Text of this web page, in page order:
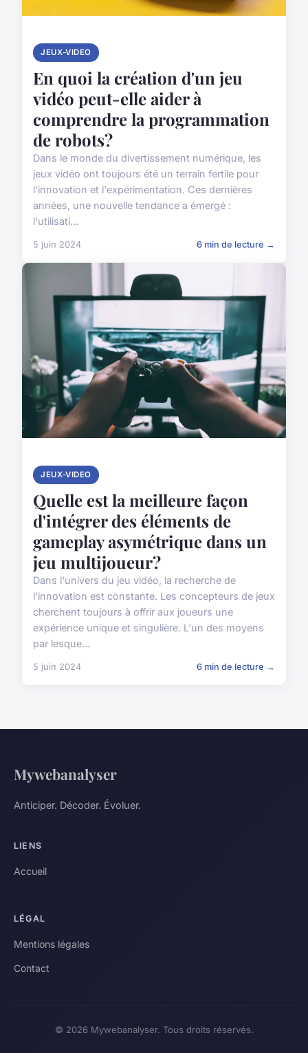
JEUX-VIDEO
En quoi la création d'un jeu
vidéo peut-elle aider à
comprendre la programmation
de robots?
Dans le monde du divertissement numérique, les
jeux vidéo ont toujours été un terrain fertile pour
l'innovation et l'expérimentation. Ces dernières
années, une nouvelle tendance a émergé :
l'utilisati...
5 juin 2024 6 min de lecture →
JEUX-VIDEO
Quelle est la meilleure façon
d'intégrer des éléments de
gameplay asymétrique dans un
jeu multijoueur?
Dans l'univers du jeu vidéo, la recherche de
l'innovation est constante. Les concepteurs de jeux
cherchent toujours à offrir aux joueurs une
expérience unique et singulière. L'un des moyens
par lesque...
5 juin 2024 6 min de lecture →
Mywebanalyser
Anticiper. Décoder. Évoluer.
LIENS
Accueil
LÉGAL
Mentions légales
Contact
© 2026 Mywebanalyser. Tous droits réservés.